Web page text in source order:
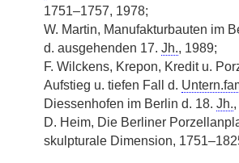
1751–1757, 1978;
W. Martin, Manufakturbauten im
d. ausgehenden 17. Jh., 1989;
F. Wilckens, Krepon, Kredit u.
Aufstieg u. tiefen Fall d.
Diessenhofen im Berlin d. 18. Jh.
D. Heim, Die Berliner
skulpturale Dimension,